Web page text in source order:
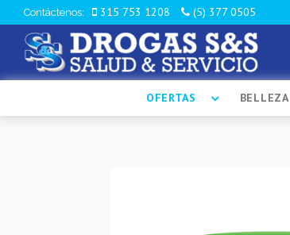
Contáctenos: 315 753 1208 (5) 377 0505
OFERTAS BELLEZA